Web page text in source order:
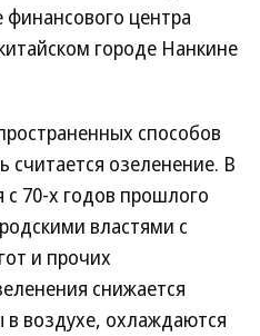
центра
городе Нанкине
способов
считается озеленение. В
с 70-х годов прошлого
властями с
и прочих
снижается
в воздухе, охлаждаются